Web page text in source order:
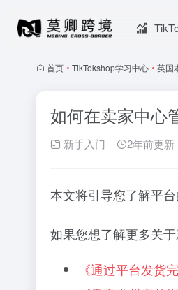
首页 • TikTokshop学习中心 • 英国
如何在卖家中心
新手入门 2年前更新
本文将引导您了解平
如果您想了解更多关
《通过平台发货